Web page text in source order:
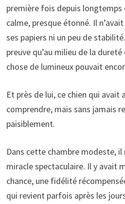
première fois depuis longtemps
calme, presque étonné. Il
ses papiers ni un peu de
preuve qu’au milieu de la
chose de lumineux pouvait
Et près de lui, ce chien qui avait
comprendre, mais sans jamais
paisiblement.
Dans cette chambre modeste, il
miracle spectaculaire. Il y avait
chance, une fidélité
qui revient parfois après les